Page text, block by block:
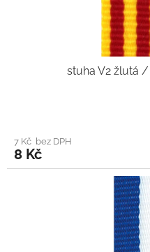
stuha V2 žlutá
7 Kč bez DPH
8 Kč